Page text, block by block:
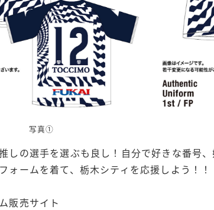
写真①
しの選手を選ぶも良し！自分で好きな番号
ォームを着て、栃木シティを応援しよう！！
販売サイト